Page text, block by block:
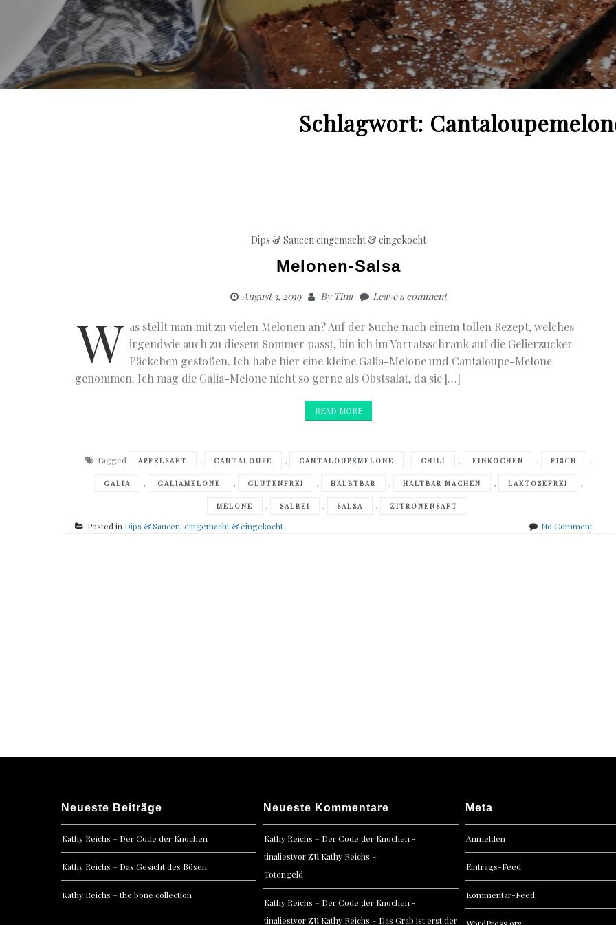
Schlagwort:
Dips & Sauceneingemacht & eingekocht
Melonen-Salsa
August 3, 2019 ByTina Leave a comment
W as stellt man mit zu vielen Melonen an? Auf der Suche nach einem tollen Rezept, welches
irgendwie auch zu diesem Sommer passt, bin ich im Vorratsschrank auf die Gelierzucker-
Päckchen gestoßen. Ich habe hier eine kleine Galia-Melone und Cantaloupe-Melone
genommen. Ich mag die Galia-Melone nicht so gerne als Obstsalat, da sie […]
READ MORE
Tagged APFELSAFT , CANTALOUPE , CANTALOUPEMELONE , CHILI , EINKOCHEN , FISCH ,
GALIA , GALIAMELONE , GLUTENFREI , HALBTBAR , HALTBAR MACHEN , LAKTOSEFREI ,
MELONE , SALBEI , SALSA , ZITRONENSAFT
Posted in Dips & Saucen,eingemacht & eingekocht No Commenton
Neueste Beiträge
Kathy Reichs – Der Code der Knochen
Kathy Reichs – Das Gesicht des Bösen
Kathy Reichs – the bone collection
Neueste Kommentare
Kathy Reichs – Der Code der Knochen -
tinaliestvorzu Kathy Reichs –
Totengeld
Kathy Reichs – Der Code der Knochen -
tinaliestvorzu Kathy Reichs – Das Grab ist erst der
Meta
Anmelden
Eintrags-Feed
Kommentar-Feed
WordPress.org